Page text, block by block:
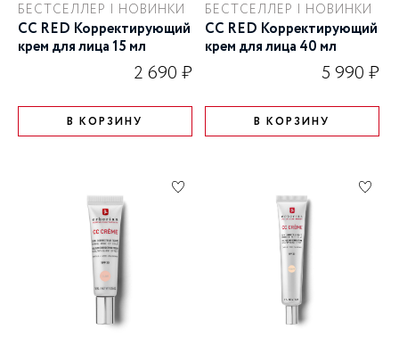
БЕСТСЕЛЛЕР | НОВИНКИ
CC RED Корректирующий
крем для лица 15 мл
2 690 ₽
В КОРЗИНУ
БЕСТСЕЛЛЕР | НОВИНКИ
CC RED Корректирующий
крем для лица 40 мл
5 990 ₽
В КОРЗИНУ